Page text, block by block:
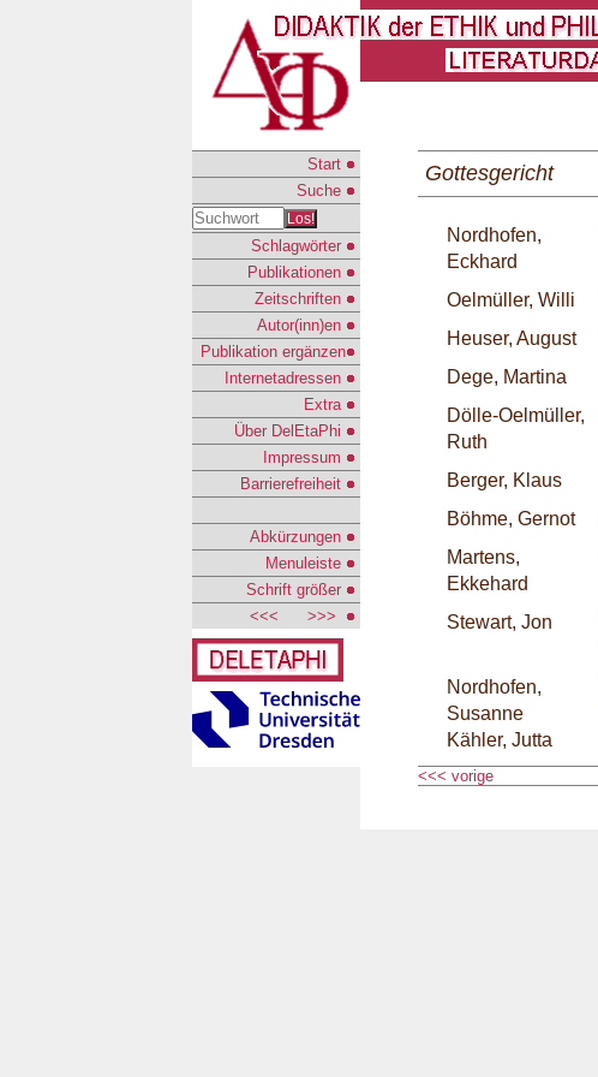
Start
Suche
Los!
Schlagwörter
Publikationen
Zeitschriften
Autor(inn)en
Publikation ergänzen
Internetadressen
Extra
Über DelEtaPhi
Impressum
Barrierefreiheit
Abkürzungen
Menuleiste
Schrift größer
<<<
>>>
Gottesgericht
Nordhofen,
Eckhard
Oelmüller, Willi
Heuser, August
Dege, Martina
Dölle-Oelmüller,
Ruth
Berger, Klaus
Böhme, Gernot
Martens,
Ekkehard
Stewart, Jon
Nordhofen,
Susanne
Kähler, Jutta
<<< vorige